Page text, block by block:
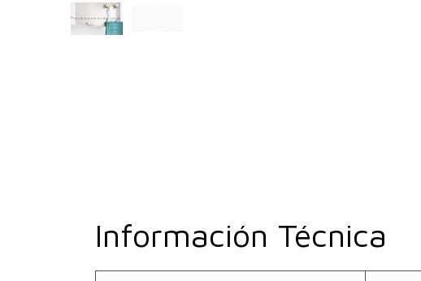
Información Técnica